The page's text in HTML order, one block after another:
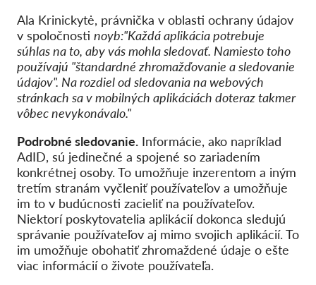
Ala Krinickytė, právnička v oblasti ochrany údajov
v spoločnosti noyb:"Každá aplikácia potrebuje
súhlas na to, aby vás mohla sledovať. Namiesto toho
používajú "štandardné zhromažďovanie a sledovanie
údajov". Na rozdiel od sledovania na webových
stránkach sa v mobilných aplikáciách doteraz takmer
vôbec nevykonávalo."
Podrobné sledovanie. Informácie, ako napríklad
AdID, sú jedinečné a spojené so zariadením
konkrétnej osoby. To umožňuje inzerentom a iným
tretím stranám vyčleniť používateľov a umožňuje
im to v budúcnosti zacieliť na používateľov.
Niektorí poskytovatelia aplikácií dokonca sledujú
správanie používateľov aj mimo svojich aplikácií. To
im umožňuje obohatiť zhromaždené údaje o ešte
viac informácií o živote používateľa.